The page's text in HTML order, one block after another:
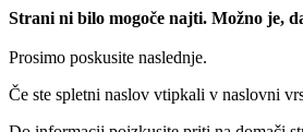
Strani ni bilo mogoče najti. Možno je,
Prosimo poskusite naslednje.
Če ste spletni naslov vtipkali v naslovni